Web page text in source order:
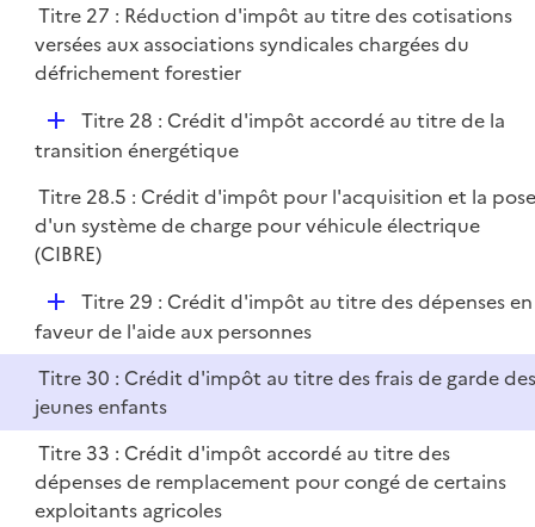
l
i
e
Titre 27 : Réduction d'impôt au titre des cotisations
versées aux associations syndicales chargées du
défrichement forestier
D
é
l
i
e
Titre 28 : Crédit d'impôt accordé au titre de la
transition énergétique
Titre 28.5 : Crédit d'impôt pour l'acquisition et la
d'un système de charge pour véhicule électrique
(CIBRE)
D
é
p
l
i
e
r
Titre 29 : Crédit d'impôt au titre des dépenses en
faveur de l'aide aux personnes
Titre 30 : Crédit d'impôt au titre des frais de garde
jeunes enfants
Titre 33 : Crédit d'impôt accordé au titre des
dépenses de remplacement pour congé de certains
exploitants agricoles